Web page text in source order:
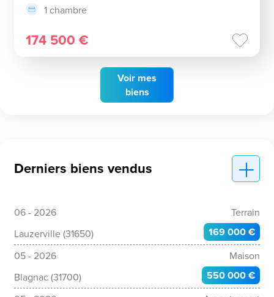
Voir mes
biens
1 chambre
174 500 €
Derniers biens vendus
06 - 2026
Terrain
Lauzerville (31650)
169 000 €
05 - 2026
Maison
Blagnac (31700)
550 000 €